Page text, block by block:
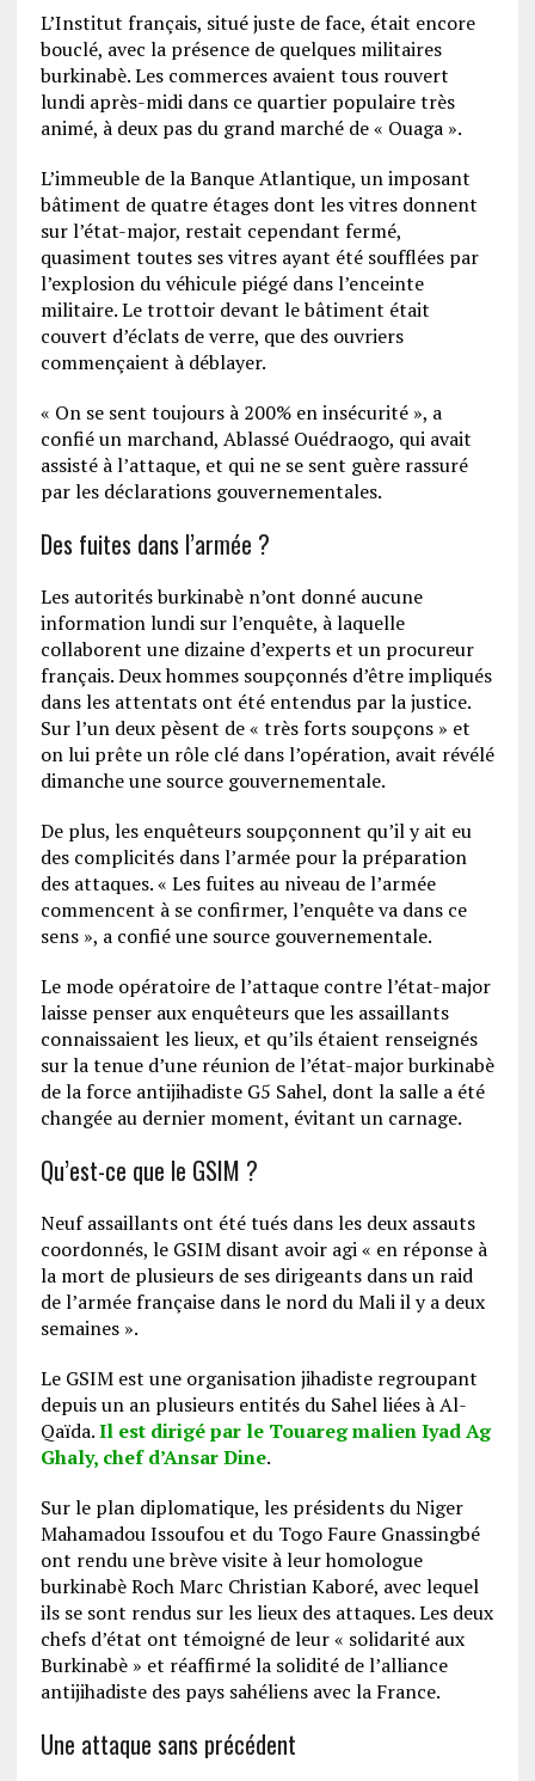
L’Institut français, situé juste de face, était encore
bouclé, avec la présence de quelques militaires
burkinabè. Les commerces avaient tous rouvert
lundi après-midi dans ce quartier populaire très
animé, à deux pas du grand marché de « Ouaga ».
L’immeuble de la Banque Atlantique, un imposant
bâtiment de quatre étages dont les vitres donnent
sur l’état-major, restait cependant fermé,
quasiment toutes ses vitres ayant été soufflées par
l’explosion du véhicule piégé dans l’enceinte
militaire. Le trottoir devant le bâtiment était
couvert d’éclats de verre, que des ouvriers
commençaient à déblayer.
« On se sent toujours à 200% en insécurité », a
confié un marchand, Ablassé Ouédraogo, qui avait
assisté à l’attaque, et qui ne se sent guère rassuré
par les déclarations gouvernementales.
Des fuites dans l’armée ?
Les autorités burkinabè n’ont donné aucune
information lundi sur l’enquête, à laquelle
collaborent une dizaine d’experts et un procureur
français. Deux hommes soupçonnés d’être impliqués
dans les attentats ont été entendus par la justice.
Sur l’un deux pèsent de « très forts soupçons » et
on lui prête un rôle clé dans l’opération, avait révélé
dimanche une source gouvernementale.
De plus, les enquêteurs soupçonnent qu’il y ait eu
des complicités dans l’armée pour la préparation
des attaques. « Les fuites au niveau de l’armée
commencent à se confirmer, l’enquête va dans ce
sens », a confié une source gouvernementale.
Le mode opératoire de l’attaque contre l’état-major
laisse penser aux enquêteurs que les assaillants
connaissaient les lieux, et qu’ils étaient renseignés
sur la tenue d’une réunion de l’état-major burkinabè
de la force antijihadiste G5 Sahel, dont la salle a été
changée au dernier moment, évitant un carnage.
Qu’est-ce que le GSIM ?
Neuf assaillants ont été tués dans les deux assauts
coordonnés, le GSIM disant avoir agi « en réponse à
la mort de plusieurs de ses dirigeants dans un raid
de l’armée française dans le nord du Mali il y a deux
semaines ».
Le GSIM est une organisation jihadiste regroupant
depuis un an plusieurs entités du Sahel liées à Al-
Qaïda.Il est dirigé par le Touareg malien Iyad Ag
Ghaly, chef d’Ansar Dine.
Sur le plan diplomatique, les présidents du Niger
Mahamadou Issoufou et du Togo Faure Gnassingbé
ont rendu une brève visite à leur homologue
burkinabè Roch Marc Christian Kaboré, avec lequel
ils se sont rendus sur les lieux des attaques. Les deux
chefs d’état ont témoigné de leur « solidarité aux
Burkinabè » et réaffirmé la solidité de l’alliance
antijihadiste des pays sahéliens avec la France.
Une attaque sans précédent